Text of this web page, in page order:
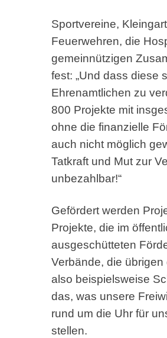
Sportvereine,
Feuerwehren, die
gemeinnützigen
fest: „Und dass diese
Ehrenamtlichen zu
800 Projekte mit
ohne die finanzielle
auch nicht möglich
Tatkraft und Mut zur
unbezahlbar!“
Gefördert werden
Projekte, die im
ausgeschütteten
Verbände, die
also beispielsweise
das, was unsere
rund um die Uhr für
stellen.